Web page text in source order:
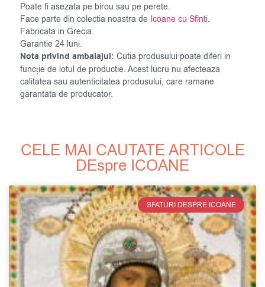
Poate fi asezata pe birou sau pe perete.
Face parte din colectia noastra de Icoane cu Sfinti.
Fabricata in Grecia.
Garantie 24 luni.
Nota privind ambalajul: Cutia produsului poate diferi in
funcție de lotul de productie. Acest lucru nu afecteaza
calitatea sau autenticitatea produsului, care ramane
garantata de producator.
CELE MAI CAUTATE ARTICOLE
DEspre ICOANE
SFATURI DESPRE ICOANE